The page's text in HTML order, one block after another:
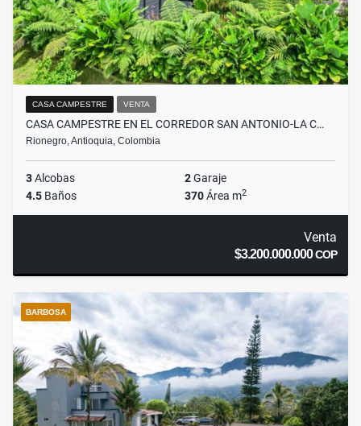
CASA CAMPESTRE VENTA
CASA CAMPESTRE EN EL CORREDOR SAN ANTONIO-LA C…
Rionegro, Antioquia, Colombia
3Alcobas 2Garaje
4.5 Baños 370Área m2
Venta
$3.200.000.000COP
BARBOSA